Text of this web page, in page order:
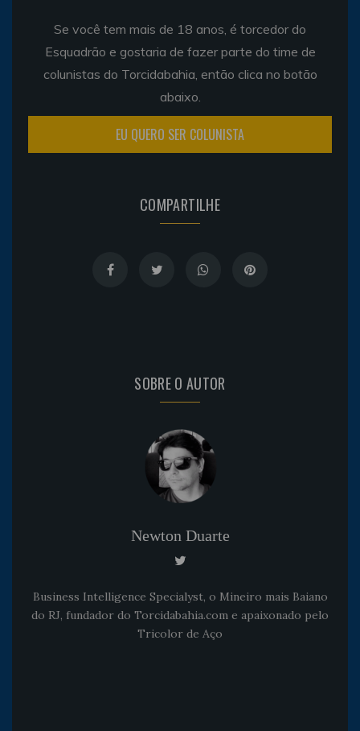
Se você tem mais de 18 anos, é torcedor do
Esquadrão e gostaria de fazer parte do time de
colunistas do Torcidabahia, então clica no botão
abaixo.
EU QUERO SER COLUNISTA
COMPARTILHE
SOBRE O AUTOR
Newton Duarte
Business Intelligence Specialyst, o Mineiro mais Baiano
do RJ, fundador do Torcidabahia.com e apaixonado pelo
Tricolor de Aço